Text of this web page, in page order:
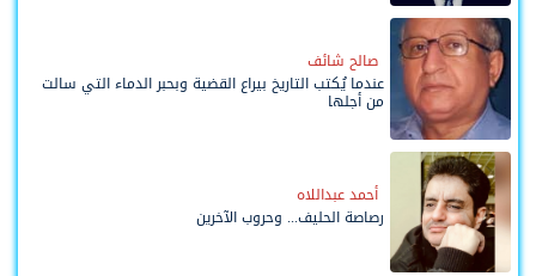
صالح شائف
عندما يُكتب التاريخ بيراع القضية وبحبر الدماء التي سالت
من أجلها
أحمد عبداللاه
رصاصة الحليف... وحروب الآخرين